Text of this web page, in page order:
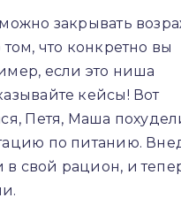
закрывать
том, что конкретно вы
если это ниша
кейсы! Вот
Петя, Маша
по питанию.
свой рацион, и